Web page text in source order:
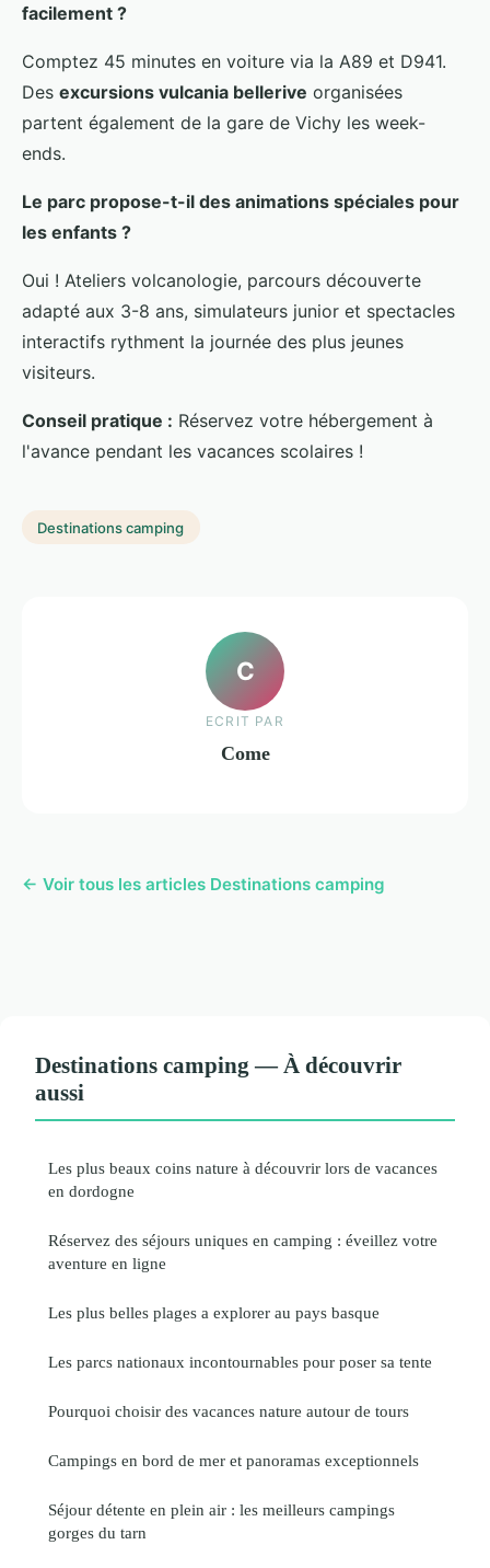
facilement ?
Comptez 45 minutes en voiture via la A89 et D941.
Des excursions vulcania bellerive organisées
partent également de la gare de Vichy les week-
ends.
Le parc propose-t-il des animations spéciales pour
les enfants ?
Oui ! Ateliers volcanologie, parcours découverte
adapté aux 3-8 ans, simulateurs junior et spectacles
interactifs rythment la journée des plus jeunes
visiteurs.
Conseil pratique : Réservez votre hébergement à
l'avance pendant les vacances scolaires !
Destinations camping
C
ECRIT PAR
Come
← Voir tous les articles Destinations camping
Destinations camping — À découvrir
aussi
Les plus beaux coins nature à découvrir lors de vacances
en dordogne
Réservez des séjours uniques en camping : éveillez votre
aventure en ligne
Les plus belles plages a explorer au pays basque
Les parcs nationaux incontournables pour poser sa tente
Pourquoi choisir des vacances nature autour de tours
Campings en bord de mer et panoramas exceptionnels
Séjour détente en plein air : les meilleurs campings
gorges du tarn